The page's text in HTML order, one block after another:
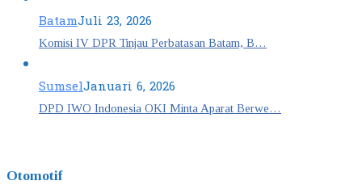
BatamJuli 23, 2026
Komisi IV DPR Tinjau Perbatasan Batam, B…
SumselJanuari 6, 2026
DPD IWO Indonesia OKI Minta Aparat Berwe…
Otomotif